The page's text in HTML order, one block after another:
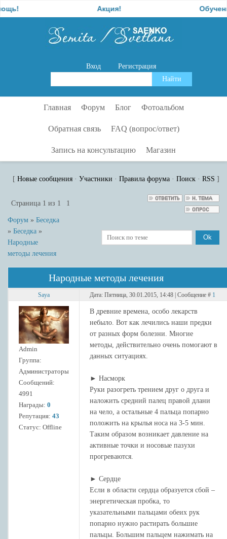
Обучение
Вход Регистрация
Главная Форум Блог Фотоальбом
Обратная связь FAQ (вопрос/ответ)
Запись на консультацию Магазин
[ Новые сообщения · Участники · Правила форума · Поиск · RSS ]
Страница 1 из 1 1
Форум » Беседка
» Беседка »
Народные
методы лечения
Народные методы лечения
Saya Дата: Пятница, 30.01.2015, 14:48 | Сообщение # 1
Admin
Группа:
Администраторы
Сообщений:
4991
Награды: 0
Репутация: 43
Статус: Offline
В древние времена, особо лекарств
небыло. Вот как лечились наши предки
от разных форм болезни. Многие
методы, действительно очень помогают в
данных ситуациях.
► Насморк
Руки разогреть трением друг о друга и
наложить средний палец правой длани
на чело, а остальные 4 пальца попарно
положить на крылья носа на 3-5 мин.
Таким образом возникает давление на
активные точки и носовые пазухи
прогреваются.
► Сердце
Если в области сердца образуется сбой –
энергетическая пробка, то
указательными пальцами обеих рук
попарно нужно растирать большие
пальцы. Большим пальцем нажимать на